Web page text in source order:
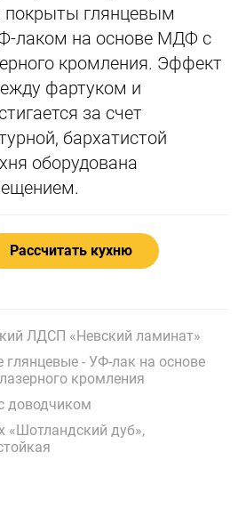
глянцевым
лаком на основе МДФ с
кромления. Эффект
фартуком и
за счет
бархатистой
оборудована
Рассчитать кухню
ЛДСП «Невский ламинат»
глянцевые - УФ-лак на основе
кромления
доводчиком
«Шотландский дуб»,